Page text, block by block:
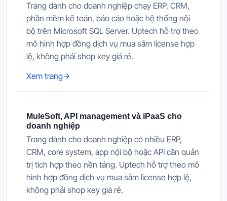
Trang dành cho doanh nghiệp chạy ERP, CRM,
phần mềm kế toán, báo cáo hoặc hệ thống nội
bộ trên Microsoft SQL Server. Uptech hỗ trợ theo
mô hình hợp đồng dịch vụ mua sắm license hợp
lệ, không phải shop key giá rẻ.
Xem trang
MuleSoft, API management và iPaaS cho
doanh nghiệp
Trang dành cho doanh nghiệp có nhiều ERP,
CRM, core system, app nội bộ hoặc API cần quản
trị tích hợp theo nền tảng. Uptech hỗ trợ theo mô
hình hợp đồng dịch vụ mua sắm license hợp lệ,
không phải shop key giá rẻ.